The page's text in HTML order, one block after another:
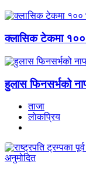
क्लासिक टेकमा १००
हुलास फिनसर्भको
ताजा
लाेकप्रिय